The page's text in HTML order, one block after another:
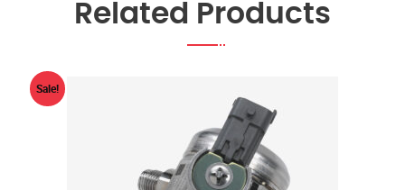
Related Products
Sale!